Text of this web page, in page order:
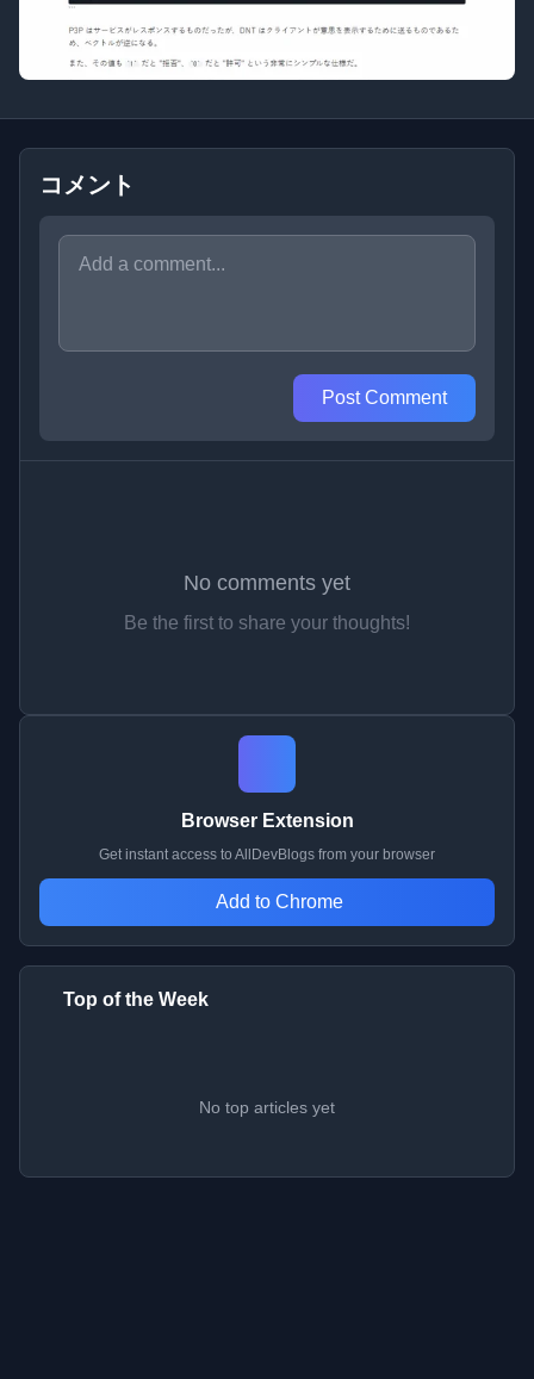
コメント
Post Comment
No comments yet
Be the first to share your thoughts!
Browser Extension
Get instant access to AllDevBlogs from your browser
Add to Chrome
Top of the Week
No top articles yet